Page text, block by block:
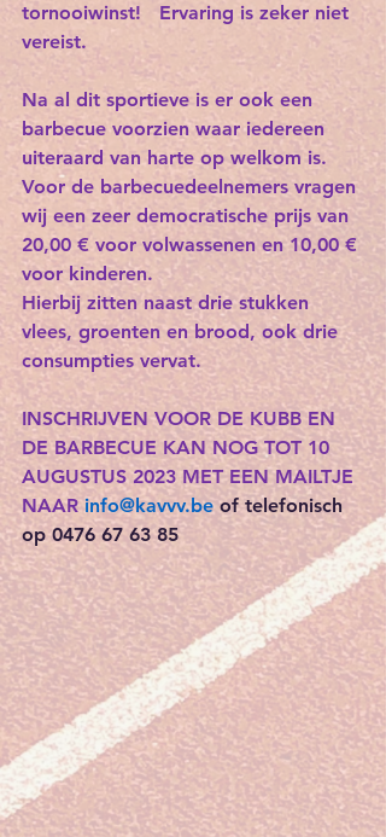
tornooiwinst!   Ervaring is zeker niet
vereist.
Na al dit sportieve is er ook een
barbecue voorzien waar iedereen
uiteraard van harte op welkom is.
Voor de barbecuedeelnemers vragen
wij een zeer democratische prijs van
20,00 € voor volwassenen en 10,00 €
voor kinderen.
Hierbij zitten naast drie stukken
vlees, groenten en brood, ook drie
consumpties vervat.
INSCHRIJVEN VOOR DE KUBB EN
DE BARBECUE KAN NOG TOT 10
AUGUSTUS 2023 MET EEN MAILTJE
NAAR info@kavvv.be of telefonisch
op 0476 67 63 85